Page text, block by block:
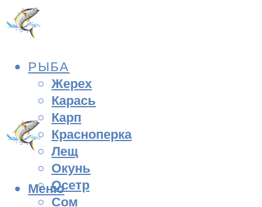
РЫБА
Жерех
Карась
Карп
Красноперка
Лещ
Окунь
Осетр
Сом
Меню